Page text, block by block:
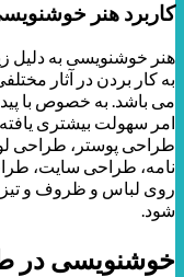
کاربرد هنر
هنر خوشنویسی به دلیل
به کار بردن در آثار
می باشد. به خصوص با
امر سهولت بیشتری
طراحی پوستر، طراحی
نامه، طراحی سایت،
روی لباس و ظروف و تیزر
شود.
خوشنویسی در